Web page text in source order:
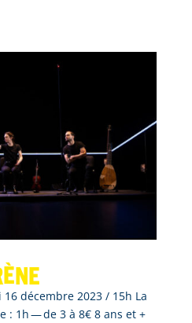
décembre 2023 / 15h La
: 1h — de 3 à 8€ 8 ans et +